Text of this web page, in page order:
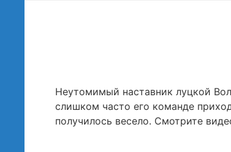
Неутомимый наставник луцкой
слишком часто его команде
получилось весело. Смотрите